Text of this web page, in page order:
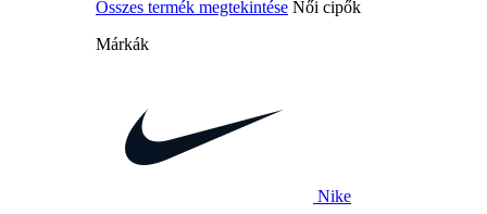
Összes termék megtekintése Női cipők
Márkák
Nike